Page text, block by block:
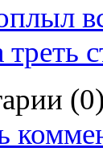
треть
(0)